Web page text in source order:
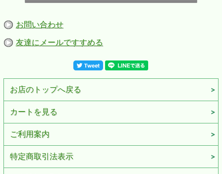
お問い合わせ
友達にメールですすめる
お店のトップへ戻る
カートを見る
ご利用案内
特定商取引法表示